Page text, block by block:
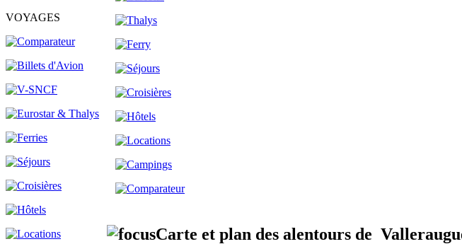
VOYAGES
Carte et plan des alentours de